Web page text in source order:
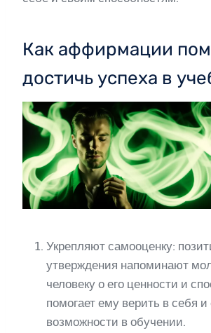
Как аффирмации
достичь успеха в
Укрепляют самооценку:
утверждения напоминают
человеку о его ценности и
помогает ему верить в себя и
возможности в обучении.